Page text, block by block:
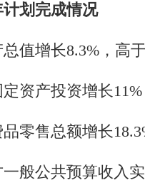
计划完成情况
值增长8.3%，高
资产投资增长11%
零售总额增长18.3
般公共预算收入